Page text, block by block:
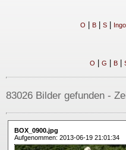
O B| S|
O G B|
83026 Bilder gefunden -
BOX_0900.jpg
Aufgenommen: 2013-06-19 21:01:34